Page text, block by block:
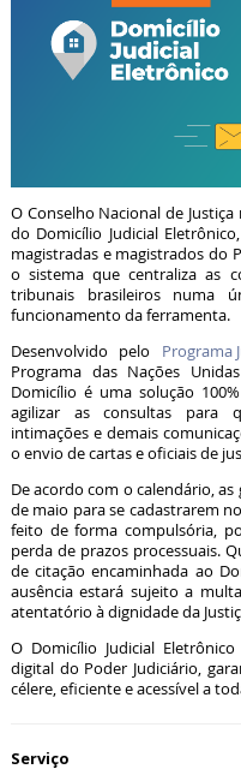
O Conselho Nacional de
do Domicílio Judicial
magistradas e magistrados do
o sistema que centraliza as
tribunais brasileiros numa
funcionamento da ferramenta.
Desenvolvido pelo Programa
Programa das Nações
Domicílio é uma solução
agilizar as consultas para
intimações e demais
o envio de cartas e oficiais de
De acordo com o calendário,
de maio para se cadastrarem
feito de forma compulsória,
perda de prazos processuais.
de citação encaminhada ao
ausência estará sujeito a
atentatório à dignidade da
O Domicílio Judicial
digital do Poder Judiciário,
célere, eficiente e acessível a
Serviço